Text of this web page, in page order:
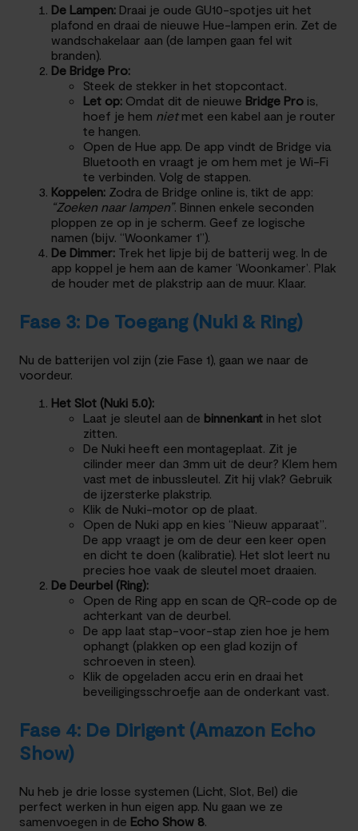
De Lampen: Draai je oude GU10-spotjes uit het
plafond en draai de nieuwe Hue-lampen erin. Zet de
wandschakelaar aan (de lampen gaan fel wit
branden).
De Bridge Pro:
Steek de stekker in het stopcontact.
Let op: Omdat dit de nieuwe Bridge Pro is,
hoef je hem nietmet een kabel aan je router
te hangen.
Open de Hue app. De app vindt de Bridge via
Bluetooth en vraagt je om hem met je Wi-Fi
te verbinden. Volg de stappen.
Koppelen: Zodra de Bridge online is, tikt de app:
“Zoeken naar lampen”. Binnen enkele seconden
ploppen ze op in je scherm. Geef ze logische
namen (bijv. “Woonkamer 1”).
De Dimmer: Trek het lipje bij de batterij weg. In de
app koppel je hem aan de kamer ‘Woonkamer’. Plak
de houder met de plakstrip aan de muur. Klaar.
Fase 3: De Toegang (Nuki & Ring)
Nu de batterijen vol zijn (zie Fase 1), gaan we naar de
voordeur.
Het Slot (Nuki 5.0):
Laat je sleutel aan de binnenkant in het slot
zitten.
De Nuki heeft een montageplaat. Zit je
cilinder meer dan 3mm uit de deur? Klem hem
vast met de inbussleutel. Zit hij vlak? Gebruik
de ijzersterke plakstrip.
Klik de Nuki-motor op de plaat.
Open de Nuki app en kies “Nieuw apparaat”.
De app vraagt je om de deur een keer open
en dicht te doen (kalibratie). Het slot leert nu
precies hoe vaak de sleutel moet draaien.
De Deurbel (Ring):
Open de Ring app en scan de QR-code op de
achterkant van de deurbel.
De app laat stap-voor-stap zien hoe je hem
ophangt (plakken op een glad kozijn of
schroeven in steen).
Klik de opgeladen accu erin en draai het
beveiligingsschroefje aan de onderkant vast.
Fase 4: De Dirigent (Amazon Echo
Show)
Nu heb je drie losse systemen (Licht, Slot, Bel) die
perfect werken in hun eigen app. Nu gaan we ze
samenvoegen in de Echo Show 8.